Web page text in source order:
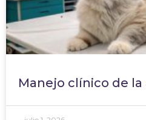
Manejo clínico de